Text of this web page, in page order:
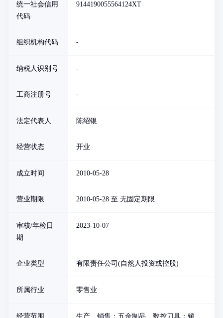
统一社会信用
代码
9144190055564124XT
组织机构代码 -
纳税人识别号 -
工商注册号 -
法定代表人 陈绍银
经营状态 开业
成立时间 2010-05-28
营业期限 2010-05-28 至 无固定期限
审核/年检日
期
2023-10-07
企业类型 有限责任公司(自然人投资或控股)
所属行业 零售业
经营范围 生产、销售：五金制品、数控刀具；销